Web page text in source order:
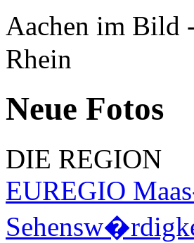
Aachen im Bild
Rhein
Neue Fotos
DIE REGION
EUREGIO